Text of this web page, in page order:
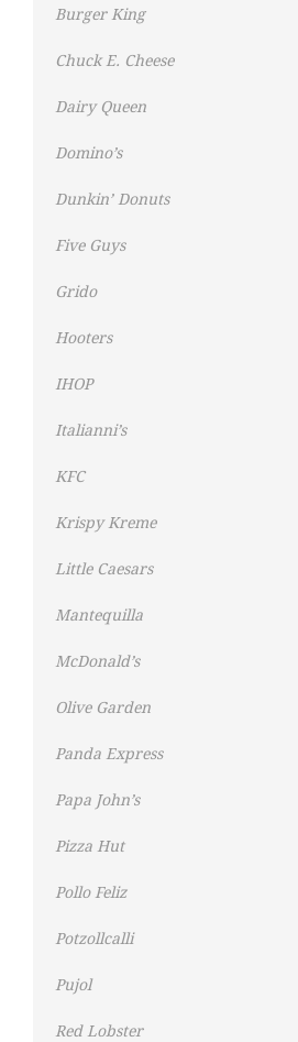
Burger King
Chuck E. Cheese
Dairy Queen
Domino’s
Dunkin’ Donuts
Five Guys
Grido
Hooters
IHOP
Italianni’s
KFC
Krispy Kreme
Little Caesars
Mantequilla
McDonald’s
Olive Garden
Panda Express
Papa John’s
Pizza Hut
Pollo Feliz
Potzollcalli
Pujol
Red Lobster